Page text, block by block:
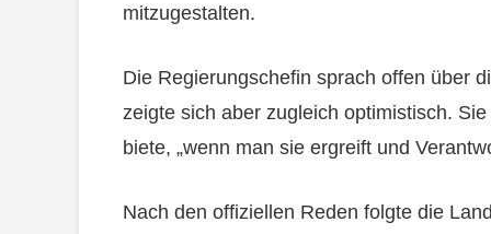
mitzugestalten.
Die Regierungschefin sprach offen über
zeigte sich aber zugleich optimistisch.
biete, „wenn man sie ergreift und
Nach den offiziellen Reden folgte die